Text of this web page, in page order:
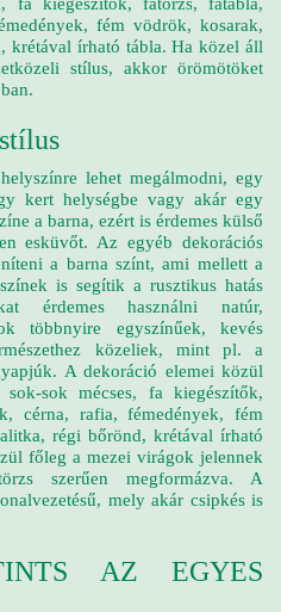
fém vödrök, kosarak,
krétával írható tábla. Ha közel áll
stílus, akkor örömötöket
lehet megálmodni, egy
kert helységbe vagy akár egy
a barna, ezért is érdemes külső
esküvőt. Az egyéb dekorációs
a barna színt, ami mellett a
is segítik a rusztikus hatás
érdemes használni natúr,
többnyire egyszínűek, kevés
közeliek, mint pl. a
A dekoráció elemei közül
sok mécses, fa kiegészítők,
cérna, rafia, fémedények, fém
régi bőrönd, krétával írható
főleg a mezei virágok jelennek
szerűen megformázva. A
mely akár csipkés is
AZ EGYES